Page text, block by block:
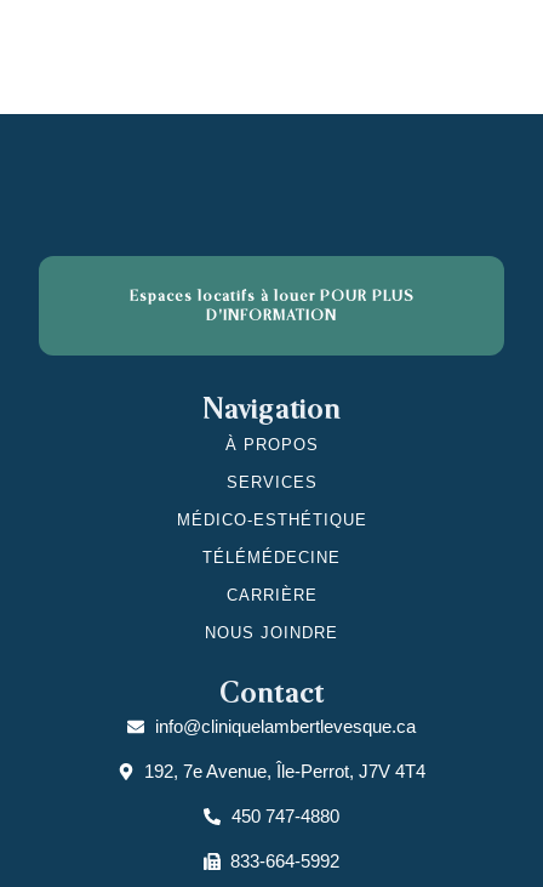
Espaces locatifs à louer POUR PLUS
D'INFORMATION
Navigation
À PROPOS
SERVICES
MÉDICO-ESTHÉTIQUE
TÉLÉMÉDECINE
CARRIÈRE
NOUS JOINDRE
Contact
info@cliniquelambertlevesque.ca
192, 7e Avenue, Île-Perrot, J7V 4T4
450 747-4880
833-664-5992